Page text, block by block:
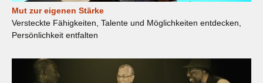
Mut zur eigenen Stärke
Versteckte Fähigkeiten, Talente und Möglichkeiten entdecken,
Persönlichkeit entfalten